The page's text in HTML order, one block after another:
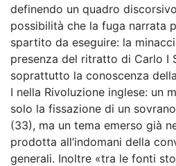
definendo un quadro
possibilità che la fuga narrata
spartito da eseguire: la
presenza del ritratto di Carlo I
soprattutto la conoscenza
I nella Rivoluzione inglese: un
solo la fissazione di un
(33), ma un tema emerso già
prodotta all’indomani della
generali. Inoltre «tra le fonti